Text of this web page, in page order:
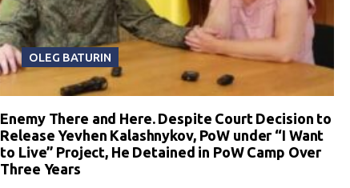
OLEG BATURIN
Enemy There and Here. Despite Court Decision to
Release Yevhen Kalashnykov, PoW under “I Want
to Live” Project, He Detained in PoW Camp Over
Three Years